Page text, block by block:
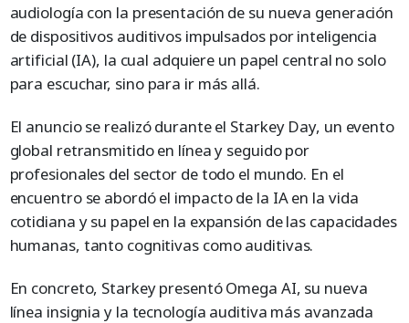
audiología con la presentación de su nueva generación
de dispositivos auditivos impulsados por inteligencia
artificial (IA), la cual adquiere un papel central no solo
para escuchar, sino para ir más allá.
El anuncio se realizó durante el Starkey Day, un evento
global retransmitido en línea y seguido por
profesionales del sector de todo el mundo. En el
encuentro se abordó el impacto de la IA en la vida
cotidiana y su papel en la expansión de las capacidades
humanas, tanto cognitivas como auditivas.
En concreto, Starkey presentó Omega AI, su nueva
línea insignia y la tecnología auditiva más avanzada